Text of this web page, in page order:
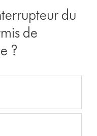
du
de
?